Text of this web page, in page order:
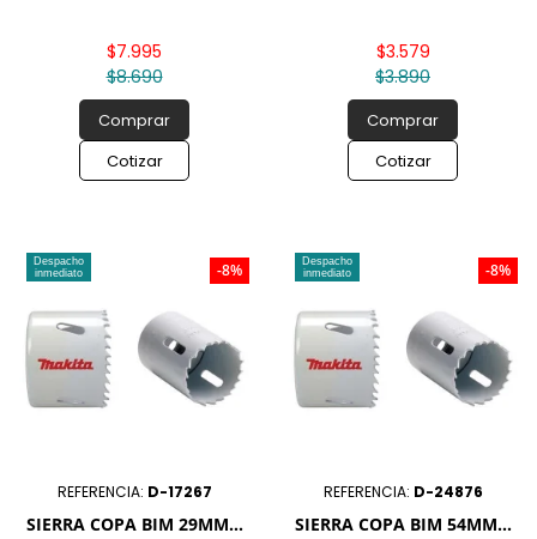
$8.690
$7.995
Comprar
Cotizar
$3.890
$3.579
Comprar
Cotizar
Despacho
inmediato
REFERENCIA: D-17267
SIERRA COPA BIM 29MM...
-8%
Despacho
inmediato
REFERENCIA: D-24876
SIERRA COPA BIM 54MM...
-8%